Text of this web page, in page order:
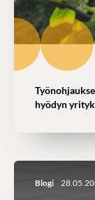
hyödyn
Blogi